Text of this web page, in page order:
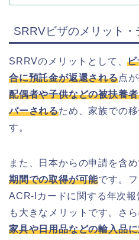
SRRVビザのメリット・
SRRVのメリットとして、
合に預託金が返還される点
配偶者や子供などの被扶養
バーされるため、家族での
す。
また、日本からの申請を含め
期間での取得が可能です。
ACR-Iカードに関する年次
も大きなメリットです。さら
家具や日用品などの輸入品